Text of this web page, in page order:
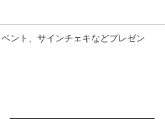
ント、サインチェキなどプレゼン